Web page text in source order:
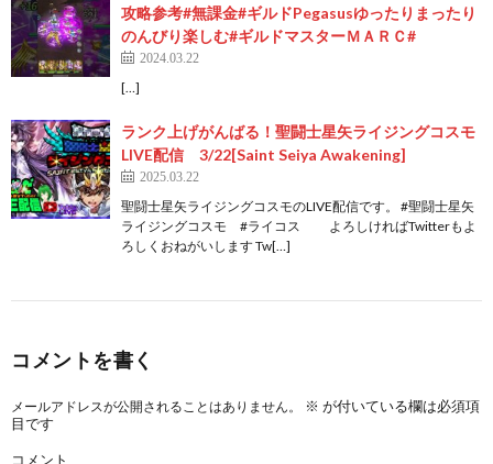
攻略参考#無課金#ギルドPegasusゆったりまったり
のんびり楽しむ#ギルドマスターＭＡＲＣ#
2024.03.22
[…]
ランク上げがんばる！聖闘士星矢ライジングコスモ
LIVE配信 3/22[Saint Seiya Awakening]
2025.03.22
聖闘士星矢ライジングコスモのLIVE配信です。 #聖闘士星矢
ライジングコスモ #ライコス よろしければTwitterもよ
ろしくおねがいします Tw[…]
コメントを書く
メールアドレスが公開されることはありません。 ※ が付いている欄は必須項
目です
コメント